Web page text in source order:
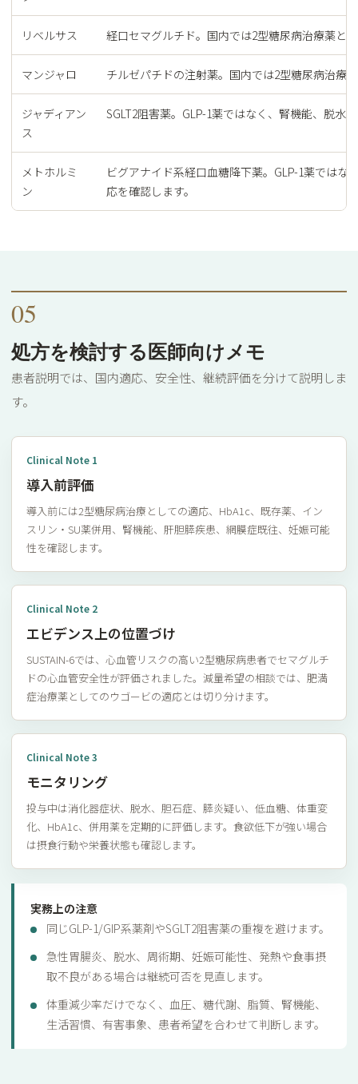
リベルサス 経口セマグルチド。国内では2型糖尿病治療薬と
マンジャロ チルゼパチドの注射薬。国内では2型糖尿病治療
ジャディアン
ス
SGLT2阻害薬。GLP-1薬ではなく、腎機能、脱水
メトホルミ
ン
ビグアナイド系経口血糖降下薬。GLP-1薬では
応を確認します。
05
処方を検討する医師向けメモ
患者説明では、国内適応、安全性、継続評価を分けて説明しま
す。
Clinical Note 1
導入前評価
導入前には2型糖尿病治療としての適応、HbA1c、既存薬、イン
スリン・SU薬併用、腎機能、肝胆膵疾患、網膜症既往、妊娠可能
性を確認します。
Clinical Note 2
エビデンス上の位置づけ
SUSTAIN-6では、心血管リスクの高い2型糖尿病患者でセマグルチ
ドの心血管安全性が評価されました。減量希望の相談では、肥満
症治療薬としてのウゴービの適応とは切り分けます。
Clinical Note 3
モニタリング
投与中は消化器症状、脱水、胆石症、膵炎疑い、低血糖、体重変
化、HbA1c、併用薬を定期的に評価します。食欲低下が強い場合
は摂食行動や栄養状態も確認します。
実務上の注意
同じGLP-1/GIP系薬剤やSGLT2阻害薬の重複を避けます。
急性胃腸炎、脱水、周術期、妊娠可能性、発熱や食事摂
取不良がある場合は継続可否を見直します。
体重減少率だけでなく、血圧、糖代謝、脂質、腎機能、
生活習慣、有害事象、患者希望を合わせて判断します。